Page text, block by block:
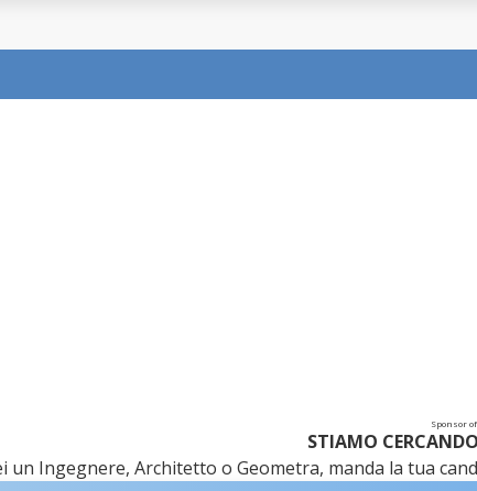
Sponsor
STIAMO
un Ingegnere, Architetto o Geometra, manda la tua